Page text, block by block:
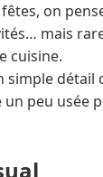
on
mais
cuisine.
simple détail
un peu usée